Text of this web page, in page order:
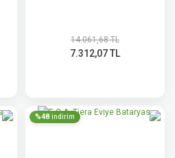
14.061,68 TL
7.312,07 TL
%48 indirim